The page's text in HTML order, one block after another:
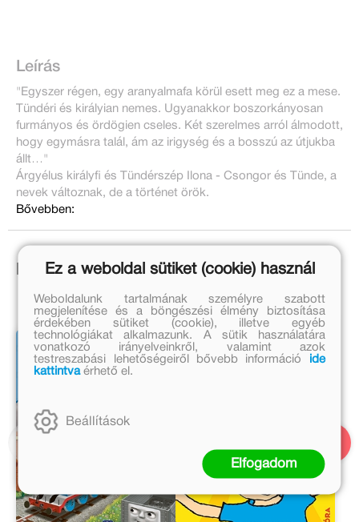
Leírás
"Egyszer régen, egy aranyalmafa körül esett meg ez a mese.
Tündéri és királyian nemes. Ugyanakkor boszorkányosan
furmányos és ördögien cseles. Két szerelmes arról álmodott,
hogy egymásra talál, ám az irigység és a bosszú az útjukba
állt…"
Árgyélus királyfi és Tündérszép Ilona - Csongor és Tünde, a
nevek változnak, de a történet örök.
Bővebben:
Ezek is érdekelhetnek!
Ez a weboldal sütiket (cookie) használ
Weboldalunk tartalmának személyre szabott
megjelenítése és a böngészési élmény biztosítása
érdekében sütiket (cookie), illetve egyéb
technológiákat alkalmazunk. A sütik használatára
vonatkozó irányelveinkről, valamint azok
testreszabási lehetőségeiről bővebb információ
ide
kattintvaérhető el.
Beállítások
Elfogadom